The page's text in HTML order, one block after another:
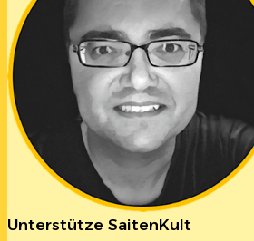
Unterstütze SaitenKult